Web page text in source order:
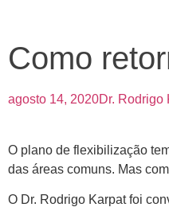
Como
agosto 14, 2020Dr. Rodrigo
O plano de flexibilização
das áreas comuns. Mas
O Dr. Rodrigo Karpat foi